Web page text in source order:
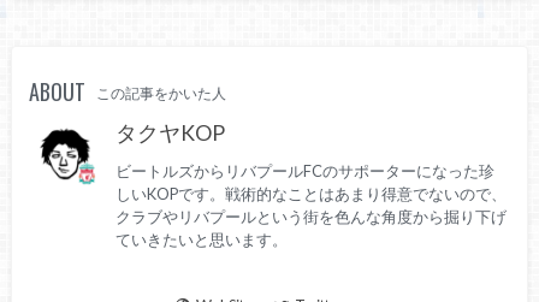
ABOUT この記事をかいた人
タクヤKOP
ビートルズからリバプールFCのサポーターになった珍
しいKOPです。戦術的なことはあまり得意でないので、
クラブやリバプールという街を色んな角度から掘り下げ
ていきたいと思います。